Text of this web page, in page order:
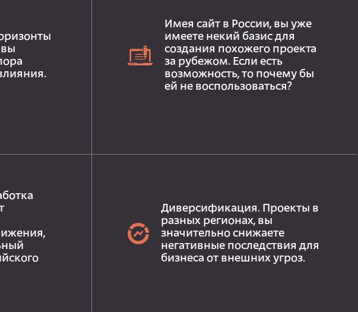
вы
Имея сайт в России, вы уже
имеете некий базис для
создания похожего проекта
за рубежом. Если есть
возможность, то почему бы
ей не воспользоваться?
Диверсификация. Проекты в
разных регионах, вы
значительно снижаете
негативные последствия для
бизнеса от внешних угроз.